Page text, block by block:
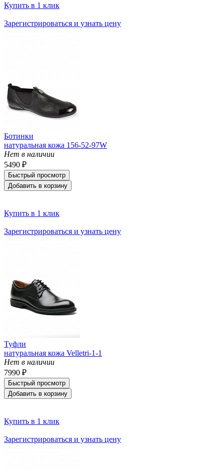
Купить в 1 клик
Зарегистрироваться и узнать цену
Ботинки
натуральная кожа 156-52-97W
Нет в наличии
5490 ₽
Быстрый просмотр
Добавить в корзину
Купить в 1 клик
Зарегистрироваться и узнать цену
Туфли
натуральная кожа Velletri-1-1
Нет в наличии
7990 ₽
Быстрый просмотр
Добавить в корзину
Купить в 1 клик
Зарегистрироваться и узнать цену